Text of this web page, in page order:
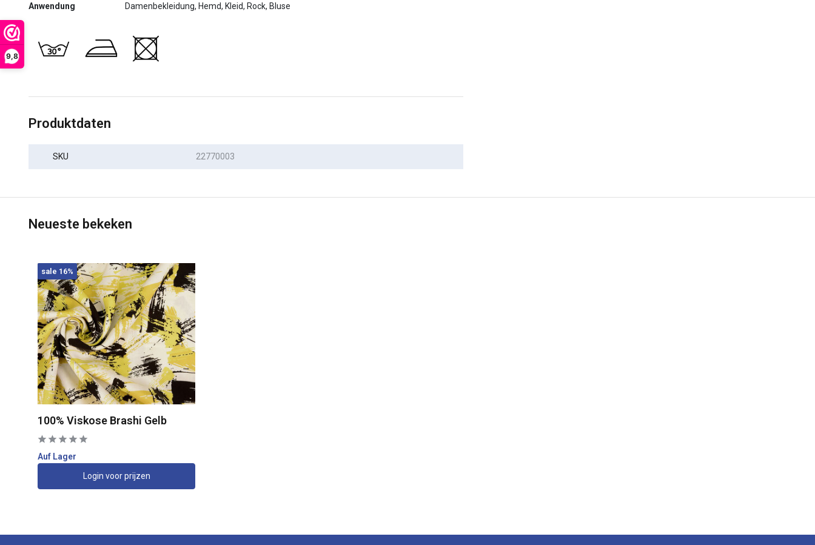
9,8
Anwendung
Damenbekleidung, Hemd, Kleid, Rock, Bluse
Produktdaten
SKU 22770003
Neueste bekeken
sale 16%
100% Viskose Brashi Gelb
Auf Lager
Login voor prijzen